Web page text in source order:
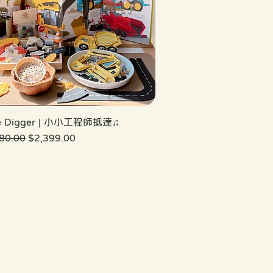
Digger | 小小工程師抵達♫
格
促銷價格
$2,399.00